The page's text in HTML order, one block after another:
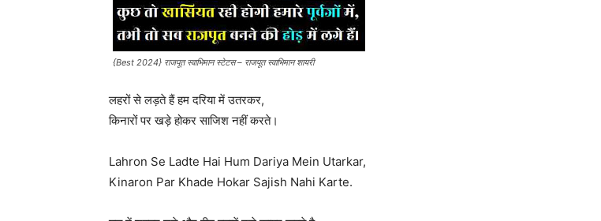
{Best 2024} राजपूत स्वाभिमान स्टेटस – राजपूत स्वाभिमान शायरी
लहरों से लड़ते हैं हम दरिया में उतरकर,
किनारों पर खड़े होकर साजिश नहीं करते।
Lahron Se Ladte Hai Hum Dariya Mein Utarkar,
Kinaron Par Khade Hokar Sajish Nahi Karte.